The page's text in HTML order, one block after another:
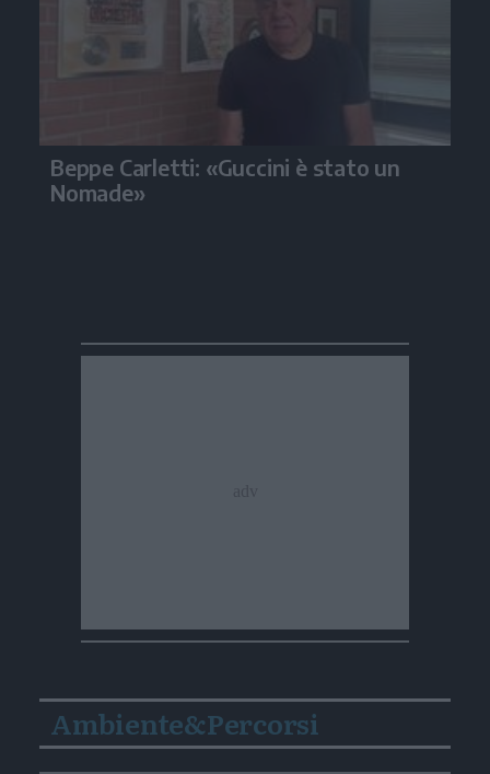
Beppe Carletti: «Guccini è stato un
Nomade»
Ambiente&Percorsi